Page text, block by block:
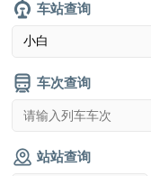
车站查询
车次查询
站站查询